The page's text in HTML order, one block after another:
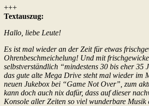
+++
Textauszug:
Hallo, liebe Leute!
Es ist mal wieder an der Zeit für etwas
Ohrenbeschmeichelung! Und mit
selbstverständlich “mindestens 30 bis eher 35
das gute alte Mega Drive steht mal wieder im
neuen Jukebox bei “Game Not Over”, zum
kann doch auch nix dafür, dass auf dieser
Konsole aller Zeiten so viel wunderbare Musik